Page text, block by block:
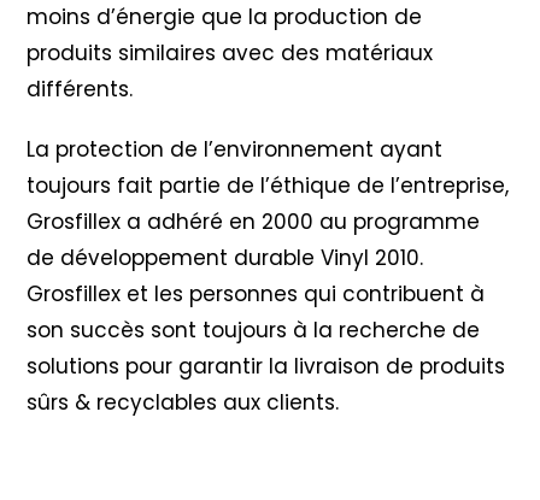
moins d’énergie que la production de
produits similaires avec des matériaux
différents.
La protection de l’environnement ayant
toujours fait partie de l’éthique de l’entreprise,
Grosfillex a adhéré en 2000 au programme
de développement durable Vinyl 2010.
Grosfillex et les personnes qui contribuent à
son succès sont toujours à la recherche de
solutions pour garantir la livraison de produits
sûrs & recyclables aux clients.